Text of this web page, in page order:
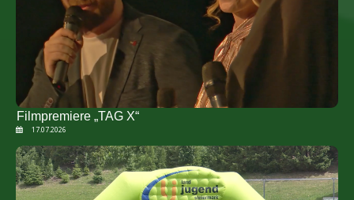
Filmpremiere „TAG X“
17.07.2026